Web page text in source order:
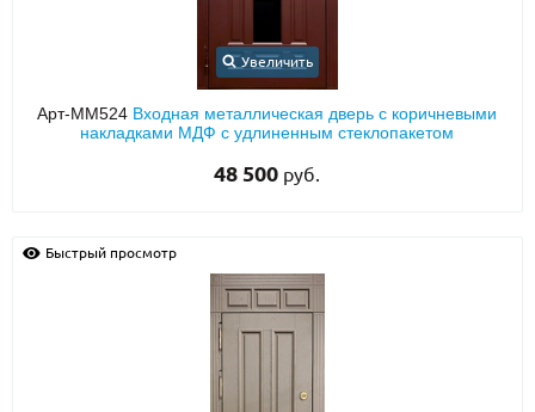
Увеличить
Арт-ММ524 Входная металлическая дверь с коричневыми
накладками МДФ с удлиненным стеклопакетом
48 500 руб.
Быстрый просмотр